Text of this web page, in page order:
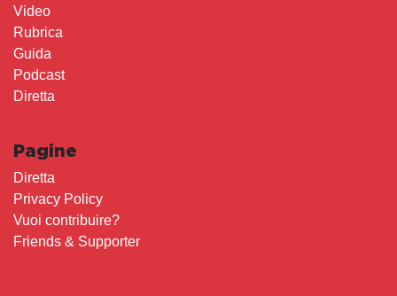
Video
Rubrica
Guida
Podcast
Diretta
Pagine
Diretta
Privacy Policy
Vuoi contribuire?
Friends & Supporter